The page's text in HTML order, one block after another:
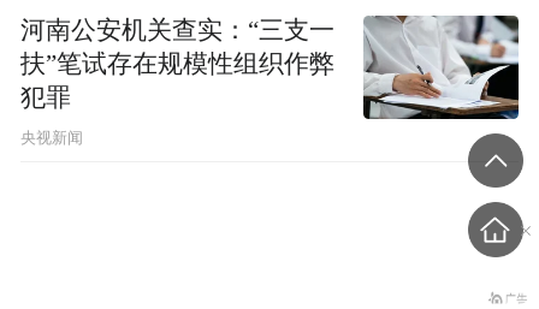
河南公安机关查实：“三支一
扶”笔试存在规模性组织作弊
犯罪
央视新闻